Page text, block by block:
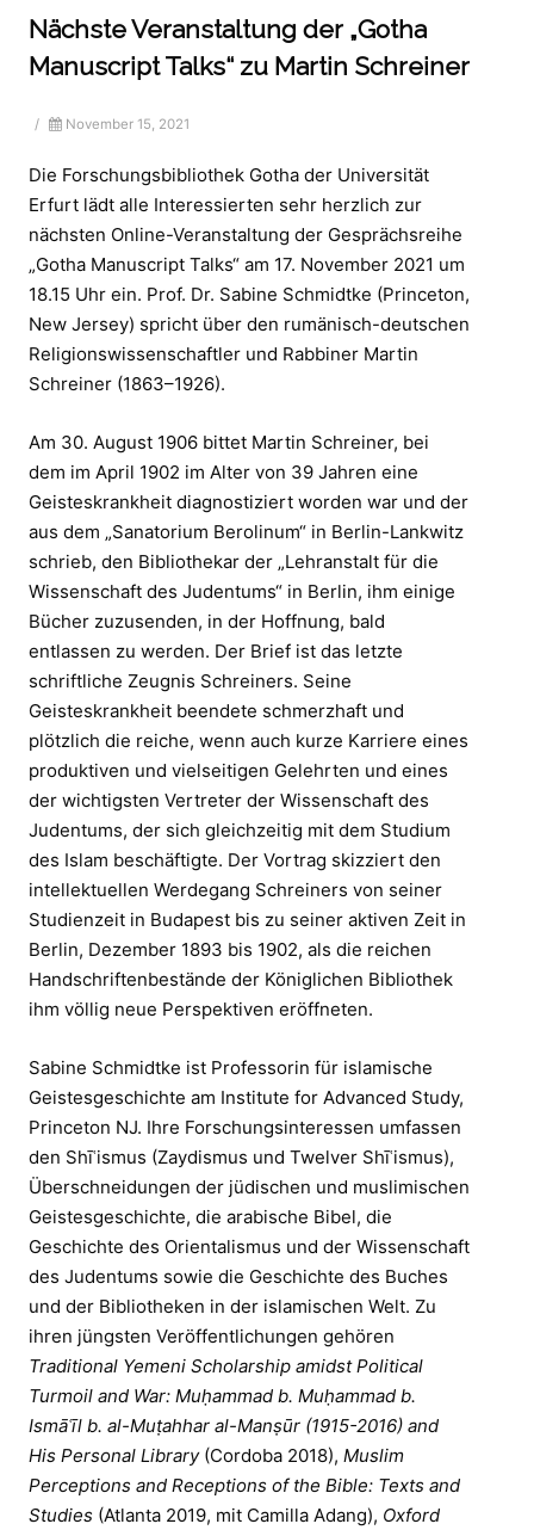
Nächste Veranstaltung der „Gotha
Manuscript Talks“ zu Martin Schreiner
/ November 15, 2021
Die Forschungsbibliothek Gotha der Universität
Erfurt lädt alle Interessierten sehr herzlich zur
nächsten Online-Veranstaltung der Gesprächsreihe
„Gotha Manuscript Talks“ am 17. November 2021 um
18.15 Uhr ein. Prof. Dr. Sabine Schmidtke (Princeton,
New Jersey) spricht über den rumänisch-deutschen
Religionswissenschaftler und Rabbiner Martin
Schreiner (1863–1926).
Am 30. August 1906 bittet Martin Schreiner, bei
dem im April 1902 im Alter von 39 Jahren eine
Geisteskrankheit diagnostiziert worden war und der
aus dem „Sanatorium Berolinum“ in Berlin-Lankwitz
schrieb, den Bibliothekar der „Lehranstalt für die
Wissenschaft des Judentums“ in Berlin, ihm einige
Bücher zuzusenden, in der Hoffnung, bald
entlassen zu werden. Der Brief ist das letzte
schriftliche Zeugnis Schreiners. Seine
Geisteskrankheit beendete schmerzhaft und
plötzlich die reiche, wenn auch kurze Karriere eines
produktiven und vielseitigen Gelehrten und eines
der wichtigsten Vertreter der Wissenschaft des
Judentums, der sich gleichzeitig mit dem Studium
des Islam beschäftigte. Der Vortrag skizziert den
intellektuellen Werdegang Schreiners von seiner
Studienzeit in Budapest bis zu seiner aktiven Zeit in
Berlin, Dezember 1893 bis 1902, als die reichen
Handschriftenbestände der Königlichen Bibliothek
ihm völlig neue Perspektiven eröffneten.
Sabine Schmidtke ist Professorin für islamische
Geistesgeschichte am Institute for Advanced Study,
Princeton NJ. Ihre Forschungsinteressen umfassen
den Shīʿismus (Zaydismus und Twelver Shīʿismus),
Überschneidungen der jüdischen und muslimischen
Geistesgeschichte, die arabische Bibel, die
Geschichte des Orientalismus und der Wissenschaft
des Judentums sowie die Geschichte des Buches
und der Bibliotheken in der islamischen Welt. Zu
ihren jüngsten Veröffentlichungen gehören
Traditional Yemeni Scholarship amidst Political
Turmoil and War: Muḥammad b. Muḥammad b.
Ismāʿīl b. al-Muṭahhar al-Manṣūr (1915-2016) and
His Personal Library(Cordoba 2018), Muslim
Perceptions and Receptions of the Bible: Texts and
Studies (Atlanta 2019, mit Camilla Adang), Oxford